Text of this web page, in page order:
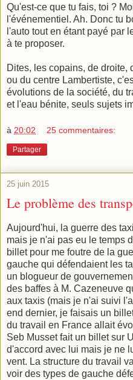
Qu'est-ce que tu fais, toi ?
l'événementiel. Ah. Donc tu
l'auto tout en étant payé par
à te proposer.
Dites, les copains, de droite,
ou du centre Lambertiste,
évolutions de la société, du
et l'eau bénite, seuls sujets
à 20:02 25 commentaires:
Partager
25 juin 2015
Le problème des
Aujourd'hui, la guerre des
mais je n'ai pas eu le temps
billet pour me foutre de la
gauche qui défendaient les
un blogueur de
des baffes à M. Cazeneuve
aux taxis (mais je n'ai suivi
end dernier, je faisais un
du travail en France allait
Seb Musset fait un billet sur
d'accord avec lui mais je ne
vent. La structure du travail
voir des types de gauche